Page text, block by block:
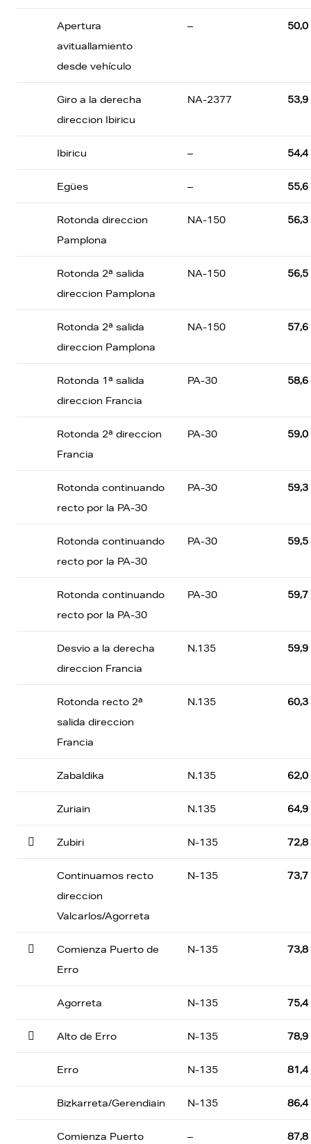
Apertura
avituallamiento
desde vehículo
– 50,0
Giro a la derecha
direccion Ibiricu
NA-2377 53,9
Ibiricu – 54,4
Egües – 55,6
Rotonda direccion
Pamplona
NA-150 56,3
Rotonda 2ª salida
direccion Pamplona
NA-150 56,5
Rotonda 2ª salida
direccion Pamplona
NA-150 57,6
Rotonda 1ª salida
direccion Francia
PA-30 58,6
Rotonda 2ª direccion
Francia
PA-30 59,0
Rotonda continuando
recto por la PA-30
PA-30 59,3
Rotonda continuando
recto por la PA-30
PA-30 59,5
Rotonda continuando
recto por la PA-30
PA-30 59,7
Desvio a la derecha
direccion Francia
N.135 59,9
Rotonda recto 2ª
salida direccion
Francia
N.135 60,3
Zabaldika N.135 62,0
Zuriain N.135 64,9
 Zubiri N-135 72,8
Continuamos recto
direccion
Valcarlos/Agorreta
N-135 73,7

Comienza Puerto de
Erro
N-135 73,8
Agorreta N-135 75,4
 Alto de Erro N-135 78,9
Erro N-135 81,4
Bizkarreta/Gerendiain N-135 86,4
Comienza Puerto
– 87,8